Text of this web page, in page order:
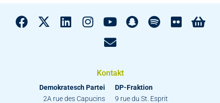
Kontakt
Demokratesch Partei
2A rue des Capucins
DP-Fraktion
9 rue du St. Esprit